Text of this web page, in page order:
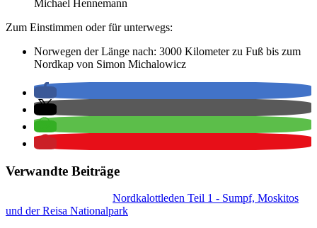
Michael Hennemann
Zum Einstimmen oder für unterwegs:
Norwegen der Länge nach: 3000 Kilometer zu Fuß bis zum
Nordkap von Simon Michalowicz
Verwandte Beiträge
Nordkalottleden Teil 1 - Sumpf, Moskitos
und der Reisa Nationalpark